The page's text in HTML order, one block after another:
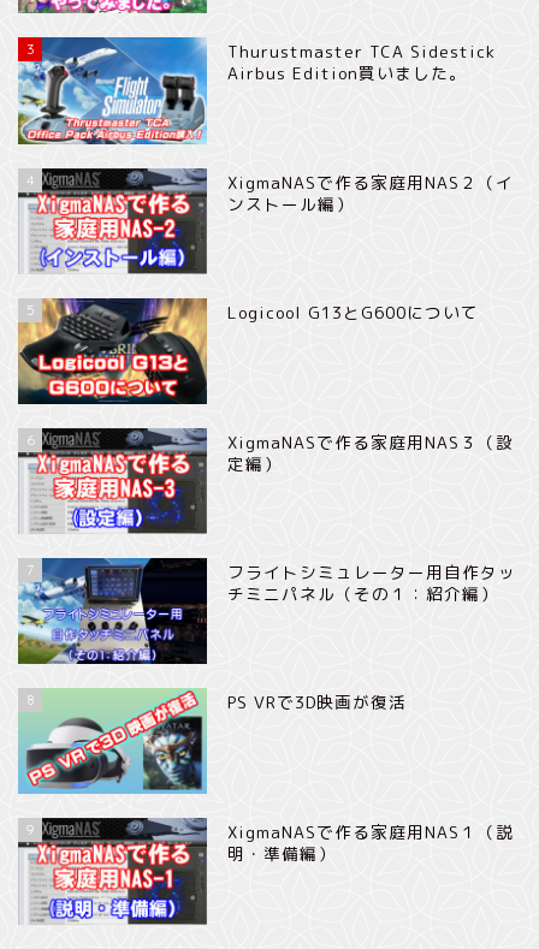
3
Thurustmaster TCA Sidestick
Airbus Edition買いました。
4
XigmaNASで作る家庭用NAS２（イ
ンストール編）
5 Logicool G13とG600について
6
XigmaNASで作る家庭用NAS３（設
定編）
7
フライトシミュレーター用自作タッ
チミニパネル（その１：紹介編）
8 PS VRで3D映画が復活
9
XigmaNASで作る家庭用NAS１（説
明・準備編）